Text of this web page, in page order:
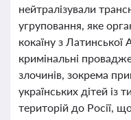
нейтралізували
угруповання, яке
кокаїну з Латинської
кримінальні
злочинів, зокрема
українських дітей із
територій до Росії,